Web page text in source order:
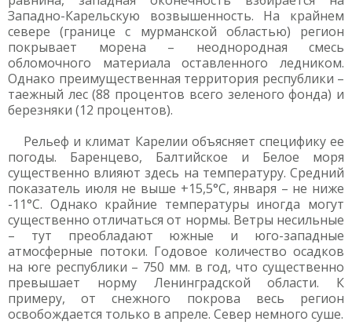
Западно-Карельскую возвышенность. На крайнем
севере (границе с мурманской областью) регион
покрывает морена – неоднородная смесь
обломочного материала оставленного ледником.
Однако преимущественная территория республики –
таежный лес (88 процентов всего зеленого фонда) и
березняки (12 процентов).
Рельеф и климат Карелии объясняет специфику ее
погоды. Баренцево, Балтийское и Белое моря
существенно влияют здесь на температуру. Средний
показатель июля не выше +15,5°C, января – не ниже
-11°C. Однако крайние температуры иногда могут
существенно отличаться от нормы. Ветры несильные
– тут преобладают южные и юго-западные
атмосферные потоки. Годовое количество осадков
на юге республики – 750 мм. в год, что существенно
превышает норму Ленинградской области. К
примеру, от снежного покрова весь регион
освобождается только в апреле. Север немного суше.